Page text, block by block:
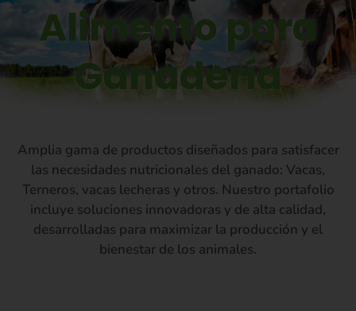
Alimento para
Ganadería
Amplia gama de productos diseñados para satisfacer
las necesidades nutricionales del ganado: Vacas,
Terneros, vacas lecheras y otros. Nuestro portafolio
incluye soluciones innovadoras y de alta calidad,
desarrolladas para maximizar la producción y el
bienestar de los animales.